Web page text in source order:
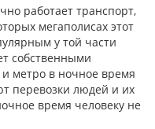
работает транспорт,
мегаполисах этот
у той части
собственными
метро в ночное время
перевозки людей и их
время человеку не